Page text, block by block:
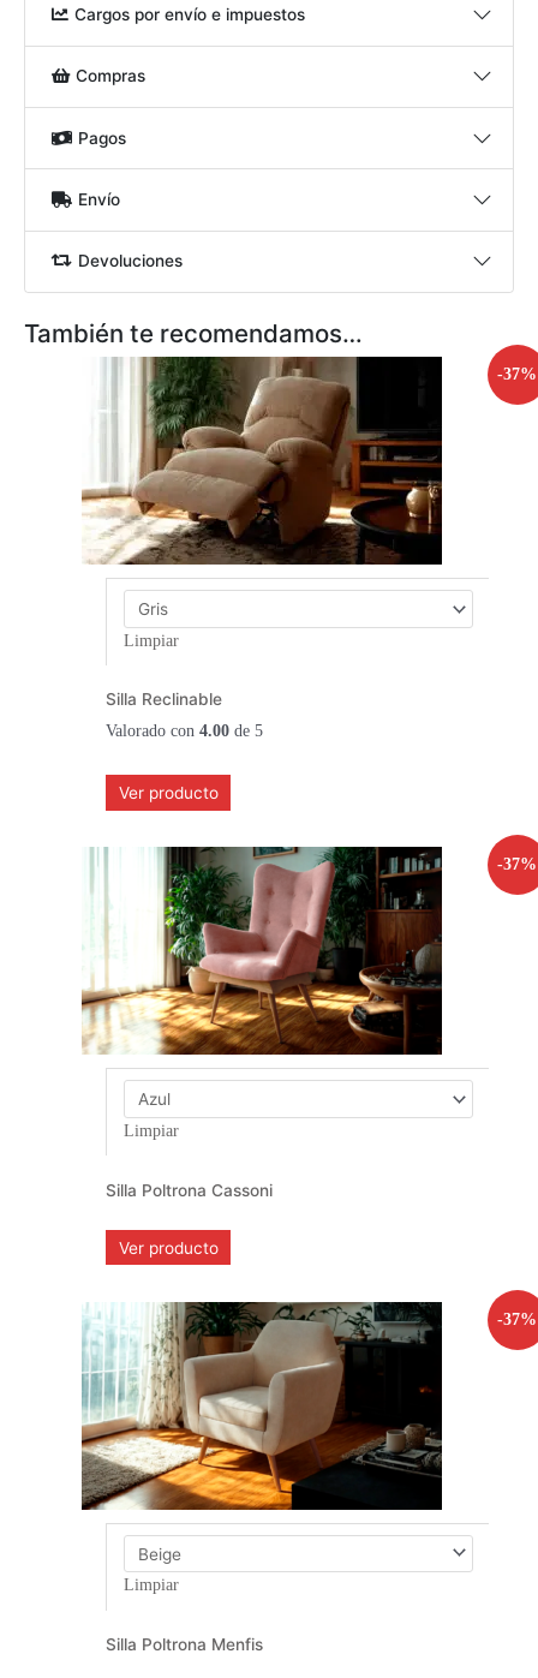
Cargos por envío e impuestos
Compras
Pagos
Envío
Devoluciones
También te recomendamos…
-37%
Limpiar
Silla Reclinable
Valorado con4.00 de 5
Ver producto
-37%
Limpiar
Silla Poltrona Cassoni
Ver producto
-37%
Limpiar
Silla Poltrona Menfis